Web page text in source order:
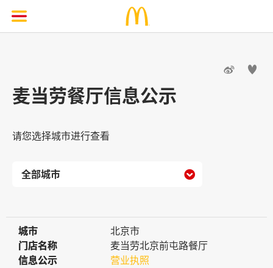
 
麦当劳餐厅信息公示
请您选择城市进行查看

城市
城市
北京市
门店名称
门店名称
麦当劳北京前屯路餐厅
信息公示
信息公示
营业执照